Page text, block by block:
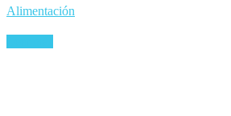
Alimentación